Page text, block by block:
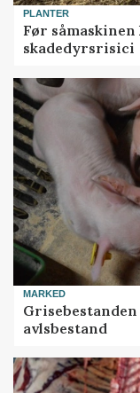
PLANTER
Før
skadedyrsrisici
MARKED
avlsbestand